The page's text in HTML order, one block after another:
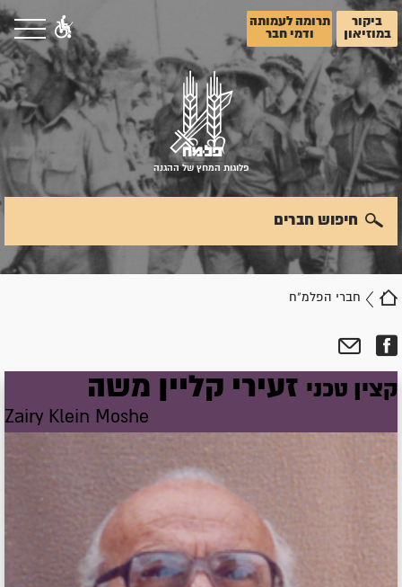
ביקור
במוזיאון
תרומה לעמותה
ודמי חבר
פלוגות המחץ של ההגנה
חברי הפלמ"ח
חיפוש חברים
קצין טכני זעירי קליין משה
Zairy Klein Moshe